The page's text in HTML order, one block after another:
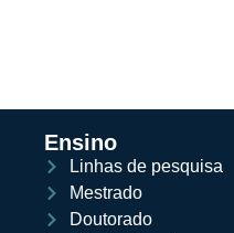
Ensino
Linhas de pesquisa
Mestrado
Doutorado